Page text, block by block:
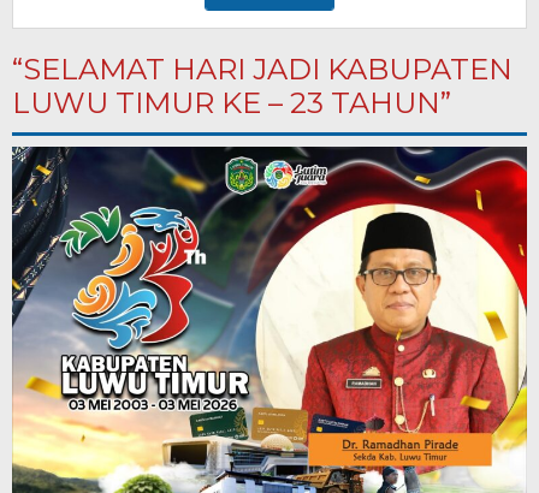
“SELAMAT HARI JADI KABUPATEN
LUWU TIMUR KE – 23 TAHUN”